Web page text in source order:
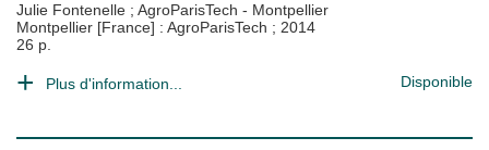
Julie Fontenelle ; AgroParisTech - Montpellier
Montpellier [France] : AgroParisTech ; 2014
26 p.
Plus d'information... Disponible